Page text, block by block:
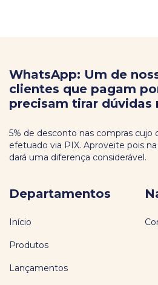
WhatsApp: Um de
clientes que pagam
precisam tirar dúvidas
5% de desconto nas compras cujo
efetuado via PIX. Aproveite pois
dará uma diferença considerável.
Departamentos
Início
Produtos
Lançamentos